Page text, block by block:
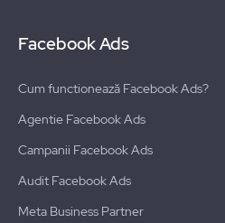
Facebook Ads
Cum functionează Facebook Ads?
Agentie Facebook Ads
Campanii Facebook Ads
Audit Facebook Ads
Meta Business Partner